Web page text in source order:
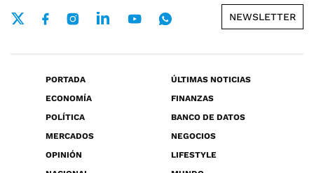
NEWSLETTER
PORTADA
ÚLTIMAS NOTICIAS
ECONOMÍA
FINANZAS
POLÍTICA
BANCO DE DATOS
MERCADOS
NEGOCIOS
OPINIÓN
LIFESTYLE